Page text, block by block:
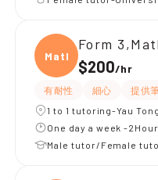
Maths
Form
$200/hr
有耐性 細心 提供
1 to 1 tutoring-Yau Tong
One day a week -
Male tutor/Female